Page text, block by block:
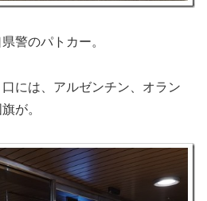
警のパトカー。
には、アルゼンチン、オラン
が。